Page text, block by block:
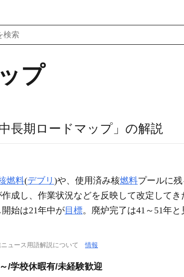
プ
長期ロードマップ」の解説
燃料(デブリ )や、使用済み核燃料プールに
作成し、作業状況などを反映して改定して
始は21年中が目標。廃炉完了は41～51年と
ニュース用語解説について情報
/学校休暇有/未経験歓迎